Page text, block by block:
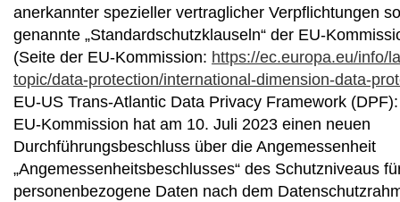
anerkannter spezieller vertraglicher Verpflichtungen so
genannte „Standardschutzklauseln“ der EU-
(Seite der EU-Kommission: https://ec.europa.eu/info/
topic/data-protection/international-dimension-data-
EU-US Trans-Atlantic Data Privacy Framework
EU-Kommission hat am 10. Juli 2023 einen neuen
Durchführungsbeschluss über die Angemessenheit
„Angemessenheitsbeschlusses“ des Schutzniveaus
personenbezogene Daten nach dem